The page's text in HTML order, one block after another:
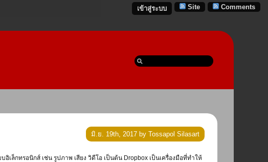
Comments
Site
เข้าสู่ระบบ
มิ.ย. 19th, 2017 by Tossapol Silasart
ล็กทรอนิกส์ เช่น รูปภาพ เสียง วิดีโอ เป็นต้น Dropbox เป็นเครื่องมือที่ทำให้